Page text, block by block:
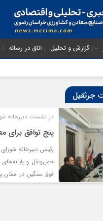
گزارش و تحلیل اتاق در رسانه
در نشست دبیرخانه
پنج توافق
رئیس دبیرخانه
حمل‌ونقل و
فوق سنگین در استان